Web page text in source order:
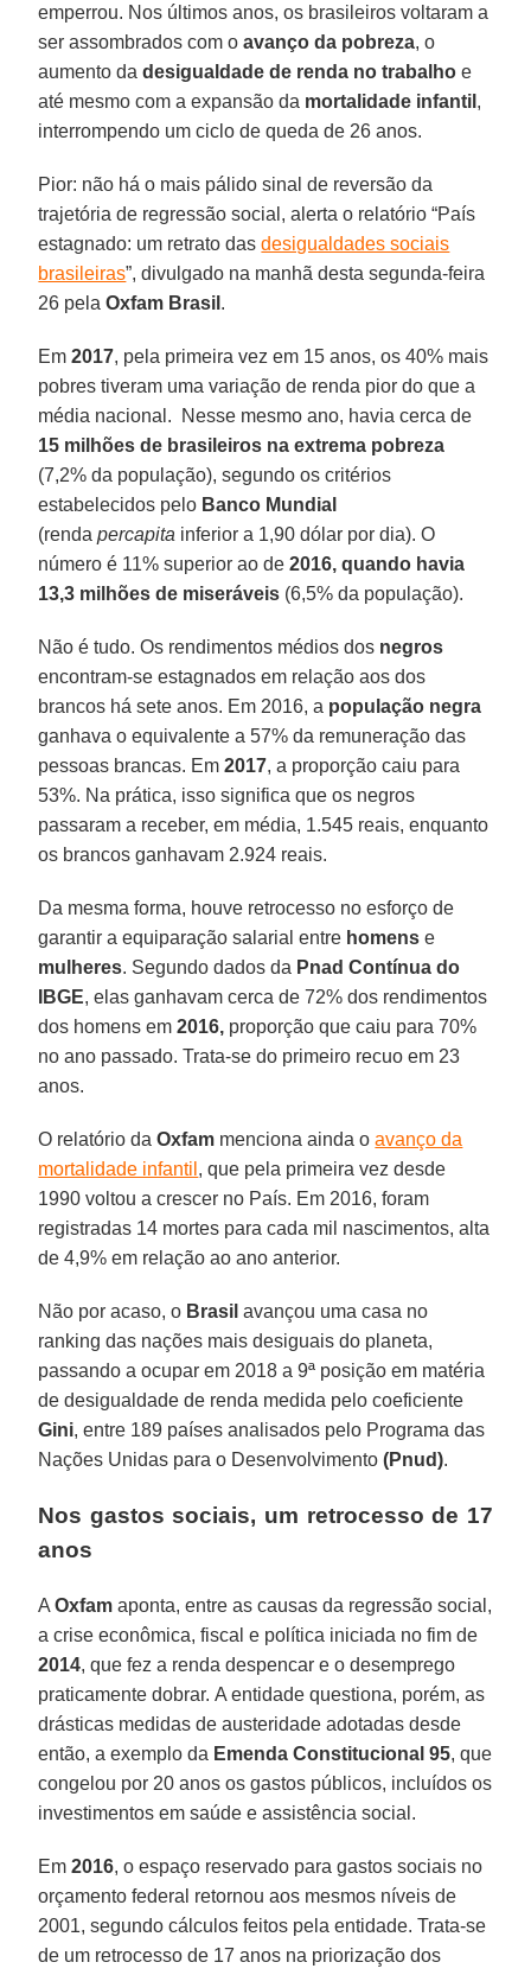
emperrou. Nos últimos anos, os brasileiros voltaram a
ser assombrados com oavanço da pobreza, o
aumento dadesigualdade de renda no trabalho e
até mesmo com a expansão da mortalidade infantil ,
interrompendo um ciclo de queda de 26 anos.
Pior: não há o mais pálido sinal de reversão da
trajetória de regressão social, alerta o relatório “País
estagnado: um retrato dasdesigualdades sociais
brasileiras”, divulgado na manhã desta segunda-feira
26 pelaOxfam Brasil .
Em2017, pela primeira vez em 15 anos, os 40% mais
pobres tiveram uma variação de renda pior do que a
média nacional. Nesse mesmo ano, havia cerca de
15 milhões de brasileiros na extrema pobreza
(7,2% da população), segundo os critérios
estabelecidos pelo Banco Mundial
(rendapercapita inferior a 1,90 dólar por dia). O
número é 11% superior ao de2016, quando havia
13,3 milhões de miseráveis (6,5% da população).
Não é tudo. Os rendimentos médios dos negros
encontram-se estagnados em relação aos dos
brancos há sete anos. Em 2016, a população negra
ganhava o equivalente a 57% da remuneração das
pessoas brancas. Em2017, a proporção caiu para
53%. Na prática, isso significa que os negros
passaram a receber, em média, 1.545 reais, enquanto
os brancos ganhavam 2.924 reais.
Da mesma forma, houve retrocesso no esforço de
garantir a equiparação salarial entre homens e
mulheres. Segundo dados da Pnad Contínua do
IBGE, elas ganhavam cerca de 72% dos rendimentos
dos homens em2016, proporção que caiu para 70%
no ano passado. Trata-se do primeiro recuo em 23
anos.
O relatório daOxfam menciona ainda oavanço da
mortalidade infantil , que pela primeira vez desde
1990 voltou a crescer no País. Em 2016, foram
registradas 14 mortes para cada mil nascimentos, alta
de 4,9% em relação ao ano anterior.
Não por acaso, o Brasil avançou uma casa no
ranking das nações mais desiguais do planeta,
passando a ocupar em 2018 a 9ª posição em matéria
de desigualdade de renda medida pelo coeficiente
Gini, entre 189 países analisados pelo Programa das
Nações Unidas para o Desenvolvimento(Pnud).
Nos gastos sociais, um retrocesso de 17
anos
AOxfam aponta, entre as causas da regressão social,
a crise econômica, fiscal e política iniciada no fim de
2014, que fez a renda despencar e o desemprego
praticamente dobrar. A entidade questiona, porém, as
drásticas medidas de austeridade adotadas desde
então, a exemplo da Emenda Constitucional 95, que
congelou por 20 anos os gastos públicos, incluídos os
investimentos em saúde e assistência social.
Em2016, o espaço reservado para gastos sociais no
orçamento federal retornou aos mesmos níveis de
2001, segundo cálculos feitos pela entidade. Trata-se
de um retrocesso de 17 anos na priorização dos